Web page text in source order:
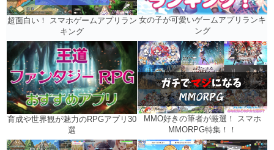
超面白い！ スマホゲームアプリラン
キング
女の子が可愛いゲームアプリランキ
ング
育成や世界観が魅力のRPGアプリ30
選
MMO好きの筆者が厳選！ スマホ
MMORPG特集！！